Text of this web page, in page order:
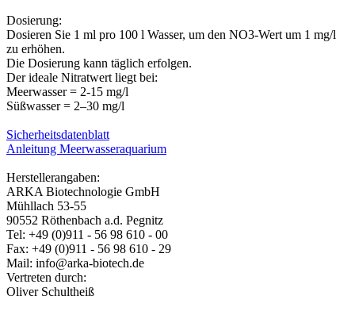
Dosierung:
Dosieren Sie 1 ml pro 100 l Wasser, um den NO3-Wert um 1 mg/l
zu erhöhen.
Die Dosierung kann täglich erfolgen.
Der ideale Nitratwert liegt bei:
Meerwasser = 2-15 mg/l
Süßwasser = 2–30 mg/l
Sicherheitsdatenblatt
Anleitung Meerwasseraquarium
Herstellerangaben:
ARKA Biotechnologie GmbH
Mühllach 53-55
90552 Röthenbach a.d. Pegnitz
Tel: +49 (0)911 - 56 98 610 - 00
Fax: +49 (0)911 - 56 98 610 - 29
Mail: info@arka-biotech.de
Vertreten durch:
Oliver Schultheiß